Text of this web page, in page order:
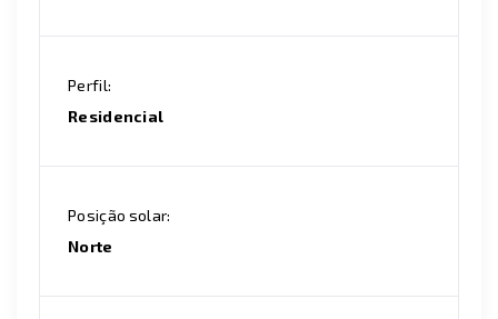
Perfil:
Residencial
Posição solar:
Norte